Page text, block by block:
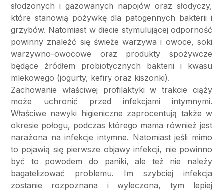
słodzonych i gazowanych napojów oraz słodyczy,
które stanowią pożywkę dla patogennych bakterii i
grzybów. Natomiast w diecie stymulującej odporność
powinny znaleźć się świeże warzywa i owoce, soki
warzywno-owocowe oraz produkty spożywcze
będące źródłem probiotycznych bakterii i kwasu
mlekowego (jogurty, kefiry oraz kiszonki).
Zachowanie właściwej profilaktyki w trakcie ciąży
może uchronić przed infekcjami intymnymi.
Właściwe nawyki higieniczne zaprocentują także w
okresie połogu, podczas którego mama również jest
narażona na infekcje intymne. Natomiast jeśli mimo
to pojawią się pierwsze objawy infekcji, nie powinno
być to powodem do paniki, ale też nie należy
bagatelizować problemu. Im szybciej infekcja
zostanie rozpoznana i wyleczona, tym lepiej